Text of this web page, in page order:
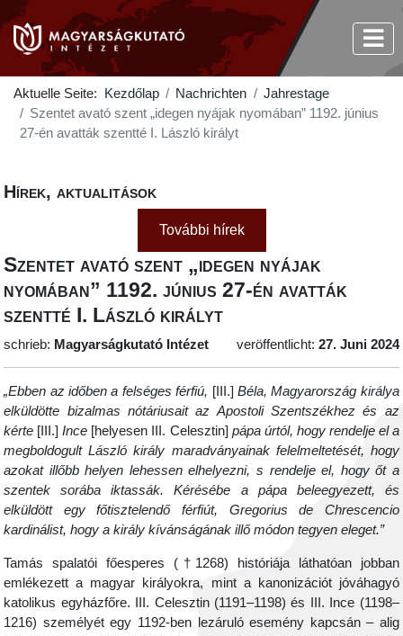
Aktuelle Seite: Kezdőlap Nachrichten
Jahrestage
Szentet avató szent „idegen nyájak nyomában” 1192. június
27-én avatták szentté I. László királyt
Hírek, aktualitások
További hírek
Szentet avató szent „idegen nyájak
nyomában” 1192. június 27-én avatták
szentté I. László királyt
schrieb: Magyarságkutató Intézet veröffentlicht: 27. Juni 2024
„Ebben az időben a felséges férfiú, [III.] Béla, Magyarország királya
elküldötte bizalmas nótáriusait az Apostoli Szentszékhez és az
kérte [III.]Ince [helyesen III. Celesztin] pápa úrtól, hogy rendelje el a
megboldogult László király maradványainak felelmeltetését, hogy
azokat illőbb helyen lehessen elhelyezni, s rendelje el, hogy őt a
szentek sorába iktassák. Kérésébe a pápa beleegyezett, és
elküldött egy főtisztelendő férfiút, Gregorius de Chrescencio
kardinálist, hogy a király kívánságának illő módon tegyen eleget.”
Tamás spalatói főesperes (†1268) históriája láthatóan jobban
emlékezett a magyar királyokra, mint a kanonizációt jóváhagyó
katolikus egyházfőre. III. Celesztin (1191–1198) és III. Ince (1198–
1216) személyét egy 1192-ben lezáruló esemény kapcsán – alig